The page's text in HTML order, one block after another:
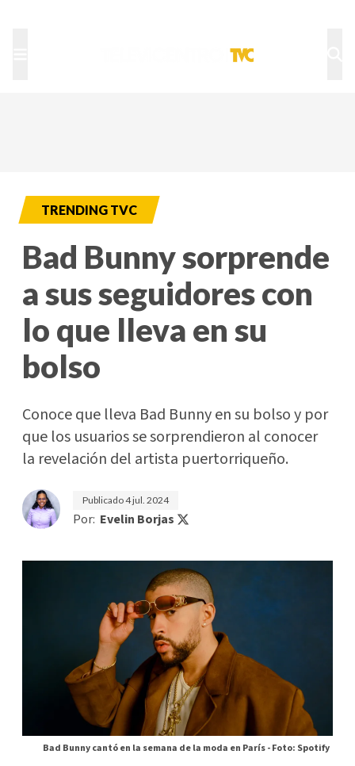
TRENDING TVC
Bad Bunny sorprende
a sus seguidores con
lo que lleva en su
bolso
Conoce que lleva Bad Bunny en su bolso y por
que los usuarios se sorprendieron al conocer
la revelación del artista puertorriqueño.
Publicado4 jul. 2024
Por: Evelin Borjas
Bad Bunny cantó en la semana de la moda en París -Foto: Spotify